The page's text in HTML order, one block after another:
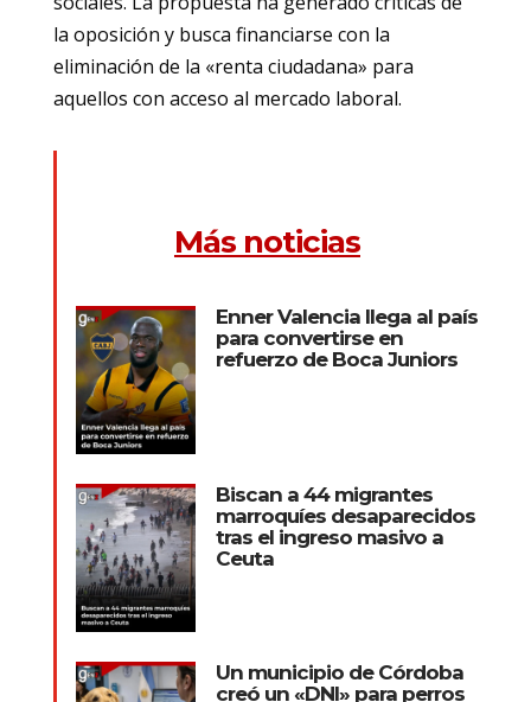
la oposición y busca financiarse con la
eliminación de la «renta ciudadana» para
aquellos con acceso al mercado laboral.
Más noticias
Enner Valencia llega al país
para convertirse en
refuerzo de Boca Juniors
Biscan a 44 migrantes
marroquíes desaparecidos
tras el ingreso masivo a
Ceuta
Un municipio de Córdoba
creó un «DNI» para perros